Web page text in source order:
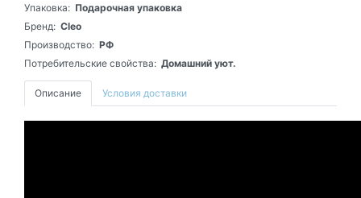
Упаковка: Подарочная упаковка
Бренд: Cleo
Производство: РФ
Потребительские свойства: Домашний уют.
Описание Условия доставки